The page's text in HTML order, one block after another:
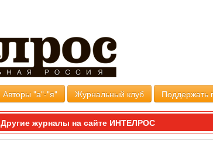
Авторы "а"-"я" Журнальный клуб Поддержать
Другие журналы на сайте ИНТЕЛРОС